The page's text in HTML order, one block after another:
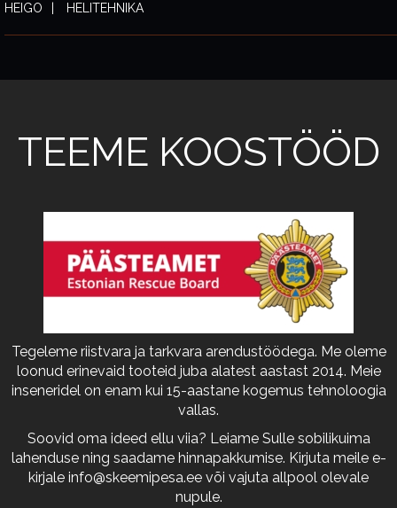
HEIGO HELITEHNIKA
TEEME KOOSTÖÖD
Tegeleme riistvara ja tarkvara arendustöödega. Me oleme
loonud erinevaid tooteid juba alatest aastast 2014. Meie
inseneridel on enam kui 15-aastane kogemus tehnoloogia
vallas.
Soovid oma ideed ellu viia? Leiame Sulle sobilikuima
lahenduse ning saadame hinnapakkumise. Kirjuta meile e-
kirjale info@skeemipesa.ee või vajuta allpool olevale
nupule.